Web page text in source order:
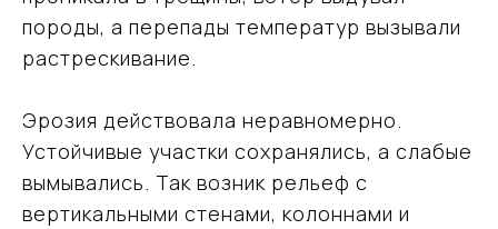
породы, а перепады температур вызывали
растрескивание.
Эрозия действовала неравномерно.
Устойчивые участки сохранялись, а слабые
вымывались. Так возник рельеф с
вертикальными стенами, колоннами и